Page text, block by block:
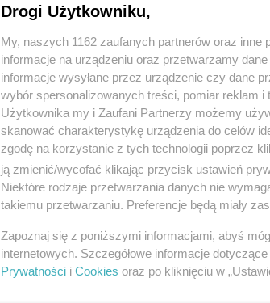
Drogi Użytkowniku,
My, naszych 1162 zaufanych partnerów oraz
informacje na urządzeniu oraz przetwarzamy
informacje wysyłane przez urządzenie czy dane
wybór spersonalizowanych treści, pomiar reklam i
Użytkownika my i Zaufani Partnerzy możemy
skanować charakterystykę urządzenia do celów
zgodę na korzystanie z tych technologii poprzez
ją zmienić/wycofać klikając przycisk ustawień
Niektóre rodzaje przetwarzania danych nie
takiemu przetwarzaniu. Preferencje będą miały
Zapoznaj się z poniższymi informacjami, abyś
internetowych. Szczegółowe informacje
Prywatności i Cookies oraz po kliknięciu w